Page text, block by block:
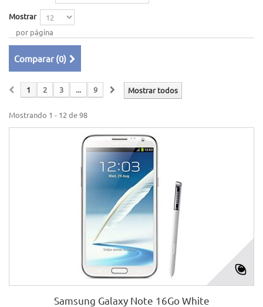
Mostrar
por página
Comparar (0)
Mostrar todos
1 2 3 ... 9
Mostrando 1 - 12 de 98
Samsung Galaxy Note 16Go White